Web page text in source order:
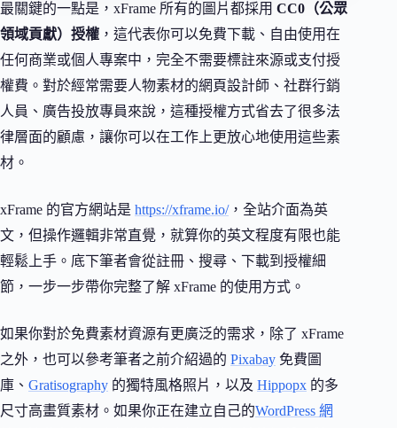
最關鍵的一點是，xFrame 所有的圖片都採用 CC0（公眾
領域貢獻）授權 ，這代表你可以免費下載、自由使用在
任何商業或個人專案中，完全不需要標註來源或支付授
權費。對於經常需要人物素材的網頁設計師、社群行銷
人員、廣告投放專員來說，這種授權方式省去了很多法
律層面的顧慮，讓你可以在工作上更放心地使用這些素
材。
xFrame 的官方網站是 https://xframe.io/，全站介面為英
文，但操作邏輯非常直覺，就算你的英文程度有限也能
輕鬆上手。底下筆者會從註冊、搜尋、下載到授權細
節，一步一步帶你完整了解 xFrame 的使用方式。
如果你對於免費素材資源有更廣泛的需求，除了 xFrame
之外，也可以參考筆者之前介紹過的 Pixabay 免費圖
庫、 Gratisography 的獨特風格照片，以及 Hippopx 的多
尺寸高畫質素材。如果你正在建立自己的WordPress 網